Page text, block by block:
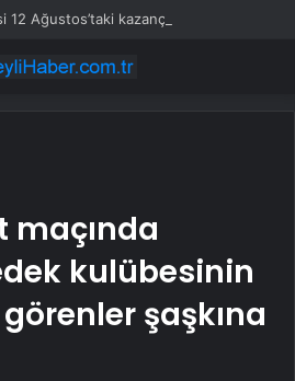
maçında
kulübesinin
şaşkına